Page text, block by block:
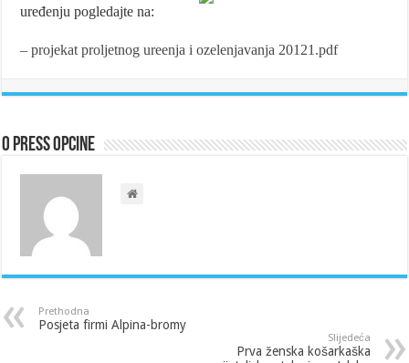
uređenju pogledajte na:
– projekat proljetnog ureenja i ozelenjavanja 20121.pdf
O Press Opcine
Prethodna
Posjeta firmi Alpina-bromy
Slijedeća
Prva ženska košarkaška